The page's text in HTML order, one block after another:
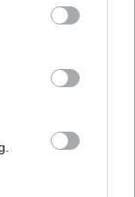
may click to
party tags to
below Google
NYÁRI